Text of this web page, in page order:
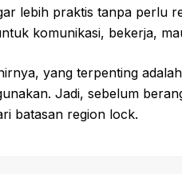
lebih praktis tanpa perlu
komunikasi, bekerja,
yang terpenting adalah
Jadi, sebelum
batasan region lock.